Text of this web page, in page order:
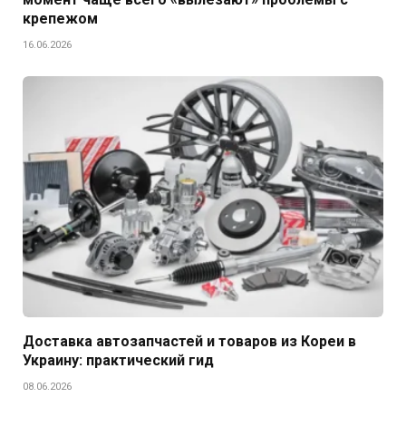
крепежом
16.06.2026
Доставка автозапчастей и товаров из Кореи в
Украину: практический гид
08.06.2026